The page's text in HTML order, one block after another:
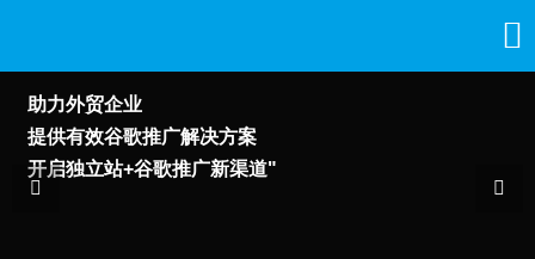

助力外贸企业
提供有效谷歌推广解决方案
开启独立站+谷歌推广新渠道"

